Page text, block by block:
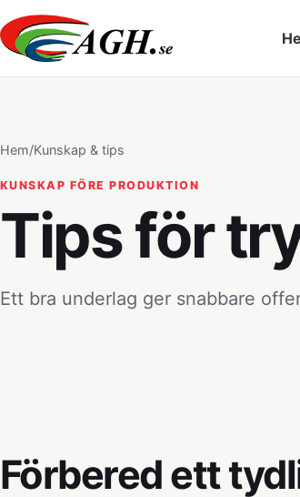
Hem/Kunskap & tips
KUNSKAP FÖRE PRODUKTION
Tips för
Ett bra underlag ger snabbare
Förbered ett